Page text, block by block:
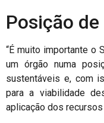
Posição
“É muito importante o
um órgão numa
sustentáveis e, com
para a viabilidade
aplicação dos recursos